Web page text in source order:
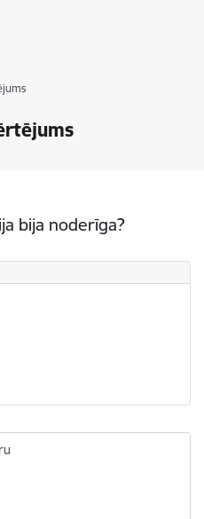
bija noderīga?